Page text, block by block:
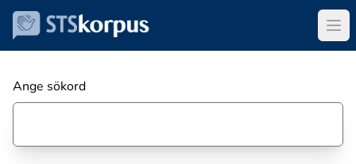
Ange sökord